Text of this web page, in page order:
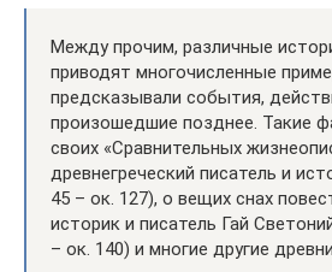
Между прочим, различные
приводят многочисленные
предсказывали события,
произошедшие позднее. Такие
своих «Сравнительных
древнегреческий писатель и
45 – ок. 127), о вещих снах
историк и писатель Гай
– ок. 140) и многие другие